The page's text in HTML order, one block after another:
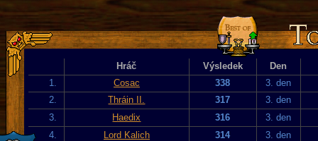
Hráč Výsledek
Den
1.
Cosac 338
3. den
2.
Thráin II. 317
3. den
3.
Haedix 316
3. den
4.
Lord Kalich 314
3. den